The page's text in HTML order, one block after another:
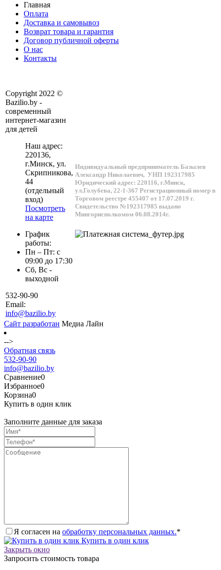
Главная
Оплата
Доставка и самовывоз
Возврат товара и гарантия
Договор публичной оферты
О нас
Контакты
Copyright 2022 ©
Bazilio.by -
современный
интернет-магазин
для детей
Наш адрес:
220136,
г.Минск, ул.
Скрипникова,
44
(отдельный
вход)
Посмотреть
на карте
График
работы:
Пн – Пт: с
09:00 до 17:30
Сб, Вс -
выходной
532-90-90
Email:
info@bazilio.by
Индивидуальный предприниматель Базылев
Александр Николаевич, УНП 192317985
Юридический адрес: 220116, г.Минск,
ул.Голубева, 22-1-367 Регистрационный номер в
Торговом реестре 455407 от 17.07.2019 г.
Свидетельство №192317985 выдано
Мингорисполкомом 06.08.2014г.
Сайт разработан Медиа Лайн
-->
Обратная связь
532-90-90
info@bazilio.by
Сравнение0
Избранное0
Корзина0
Купить в один клик
Заполните данные для заказа
Я согласен на обработку персональных данных.*
Купить в один клик
Закрыть окно
Запросить стоимость товара